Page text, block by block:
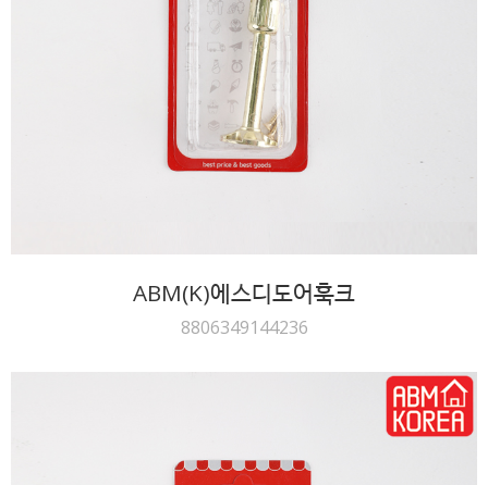
ABM(K)에스디도어훅크
8806349144236